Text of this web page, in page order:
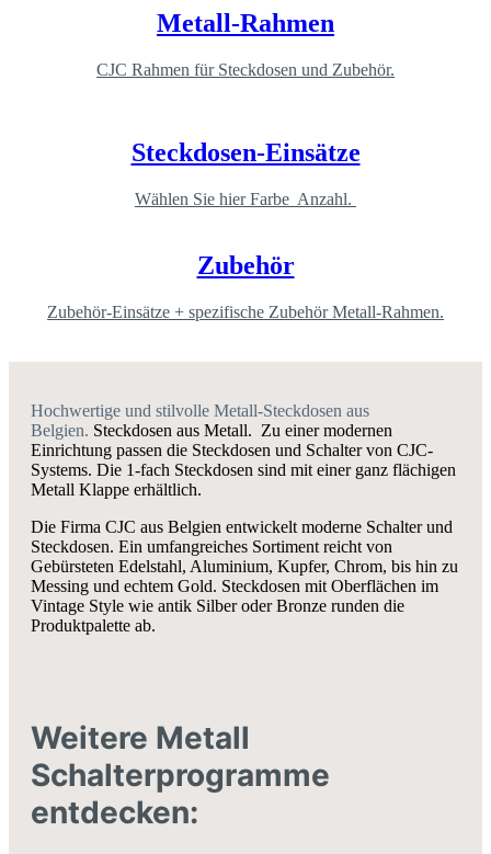
Metall-Rahmen
CJC Rahmen für Steckdosen und Zubehör.
Steckdosen-Einsätze
Wählen Sie hier Farbe Anzahl.
Zubehör
Zubehör-Einsätze + spezifische Zubehör Metall-Rahmen.
Hochwertige und stilvolle Metall-Steckdosen aus
Belgien. Steckdosen aus Metall. Zu einer modernen
Einrichtung passen die Steckdosen und Schalter von CJC-
Systems. Die 1-fach Steckdosen sind mit einer ganz flächigen
Metall Klappe erhältlich.
Die Firma CJC aus Belgien entwickelt moderne Schalter und
Steckdosen. Ein umfangreiches Sortiment reicht von
Gebürsteten Edelstahl, Aluminium, Kupfer, Chrom, bis hin zu
Messing und echtem Gold. Steckdosen mit Oberflächen im
Vintage Style wie antik Silber oder Bronze runden die
Produktpalette ab.
Weitere Metall
Schalterprogramme
entdecken: